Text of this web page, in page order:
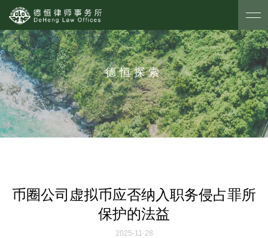
德恒探索
币圈公司虚拟币应否纳入职务侵占罪所
保护的法益
2025-11-28